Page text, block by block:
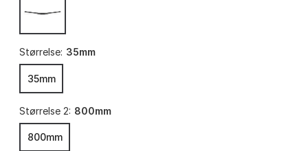
Størrelse: 35mm
35mm
Størrelse 2: 800mm
800mm